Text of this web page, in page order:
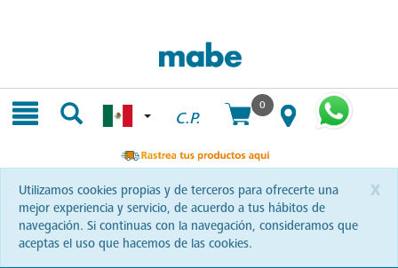
C.P.
0
x
Utilizamos cookies propias y de terceros para ofrecerte una
mejor experiencia y servicio, de acuerdo a tus hábitos de
navegación. Si continuas con la navegación, consideramos que
aceptas el uso que hacemos de las cookies.